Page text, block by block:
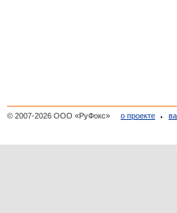
© 2007-2026 ООО «РуФокс» о проекте